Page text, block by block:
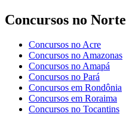
Concursos no Norte
Concursos no Acre
Concursos no Amazonas
Concursos no Amapá
Concursos no Pará
Concursos em Rondônia
Concursos em Roraima
Concursos no Tocantins